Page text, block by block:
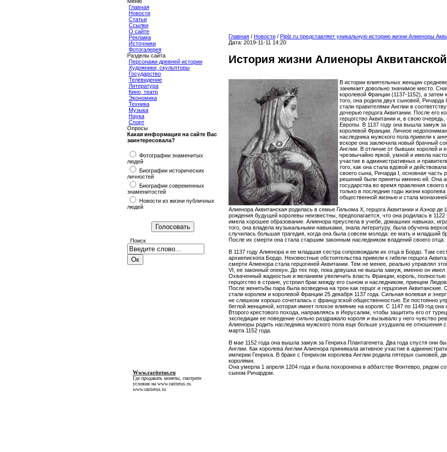
Главная
Новости
Статьи
Ссылки
О сайте
Реклама
Источники
Фотогалерея
Разделы сайта
Персонажи древней истории
Художники, скульпторы
Государство
Телевидение
Литература
Кино, театр
Экономика
Техника
Музыка
Наука
Спорт
Опросы
Какая информация на сайте Вас
заинтересовала?
Фотографии знаменитых
людей
Биографии исторических
личностей
Биографии современных
знаменитостей
Новости из жизни публичных
людей
Поиск
Www.raritetus.ru
Где продавать монеты, смотрите
условия на www.raritetus.ru
www.raritetus.ru
Главная / Новости / Piplz.ru представляет уникальную историю жизни Алиеноры
Дата: 2019-11-11 14:20
История жизни Алиеноры Аквитанской
В истории влиятельных женщин
занимает довольно значимое место.
королевой Франции (1137-1152), а затем
того, она родила двух сыновей,
стали правителями Англии в
дочерью герцога Аквитании. После его
герцогство Аквитании и, в свою
Европы. В 1137 году она вышла замуж
королевой Франции. Личное
наследника мужского пола привели к
вскоре она заключила новый брачный
Англии. В отличие от бывших королей и
чрезвычайно яркой, умной и имела
участие в административных и
того, как она стала вдовой и
своего сына, Ричарда I, основная часть
решений были приняты именно ей. Она
государства во время правления
только в последние годы жизни
общественной жизнью и стала
Алиенора Аквитанская родилась в семье Гильома Х, герцога Аквитании и Аэнор
рождения будущей королевы неизвестны, предполагается, что она родилась в
имела хорошее образование. Алиенора преуспела в учебе, домашних навыках,
того, она владела музыкальными навыками, знала литературу, была обучена
случилась большая трагедия, когда она была совсем молода: ее мать и младший
После их смерти она стала старшим законным наследником владений своего отца.
В 1137 году Алиенора и ее младшая сестра сопровождали их отца в Бордо. Там
архиепископа Бордо. Неизвестные обстоятельства привели к гибели герцога
смерти Алиенора стала герцогиней Аквитании. Тем не менее, реально управлял
VI, ее законный опекун. До тех пор, пока девушка не вышла замуж, именно он имел
Охваченный жадностью и желанием увеличить власть Франции, король,
герцогство в стране, устроил брак между его сыном и наследником, принцем
После женитьбы пара была возведена на трон как герцог и герцогиня
стали королем и королевой Франции 25 декабря 1137 года. Сильная волевая и
не слишком хорошо сочеталась с французской общественностью. Ее постоянно
беглой женщиной, которая имеет плохое влияние на короля. С 1147 по 1149 год
Второго крестового похода, направляясь в Иерусалим, чтобы защитить его от
экспедиции ее поведение сильно раздражало короля и вызывало у него чувство
Алиеноры родить наследника мужского пола еще больше ухудшила ее отношения
марта 1152 года.
В мае 1152 года она вышла замуж за Генриха Плантагенета. Два года спустя они
Англии. Как королева Англии Алиенора принимала активное участие в
империи Генриха. В браке с Генрихом королева Англии родила пятерых сыновей,
королями.
Она умерла 1 апреля 1204 года и была похоронена в аббатстве Фонтевро, рядом
сыном Ричардом.